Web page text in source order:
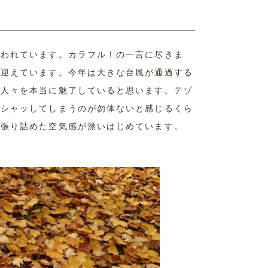
れています。カラフル！の一言に尽きま
えています。今年は大きな台風が通過する
々を本当に魅了していると思います。テゾ
ャッしてしまうのが勿体ないと感じるくら
り詰めた空気感が漂いはじめています。